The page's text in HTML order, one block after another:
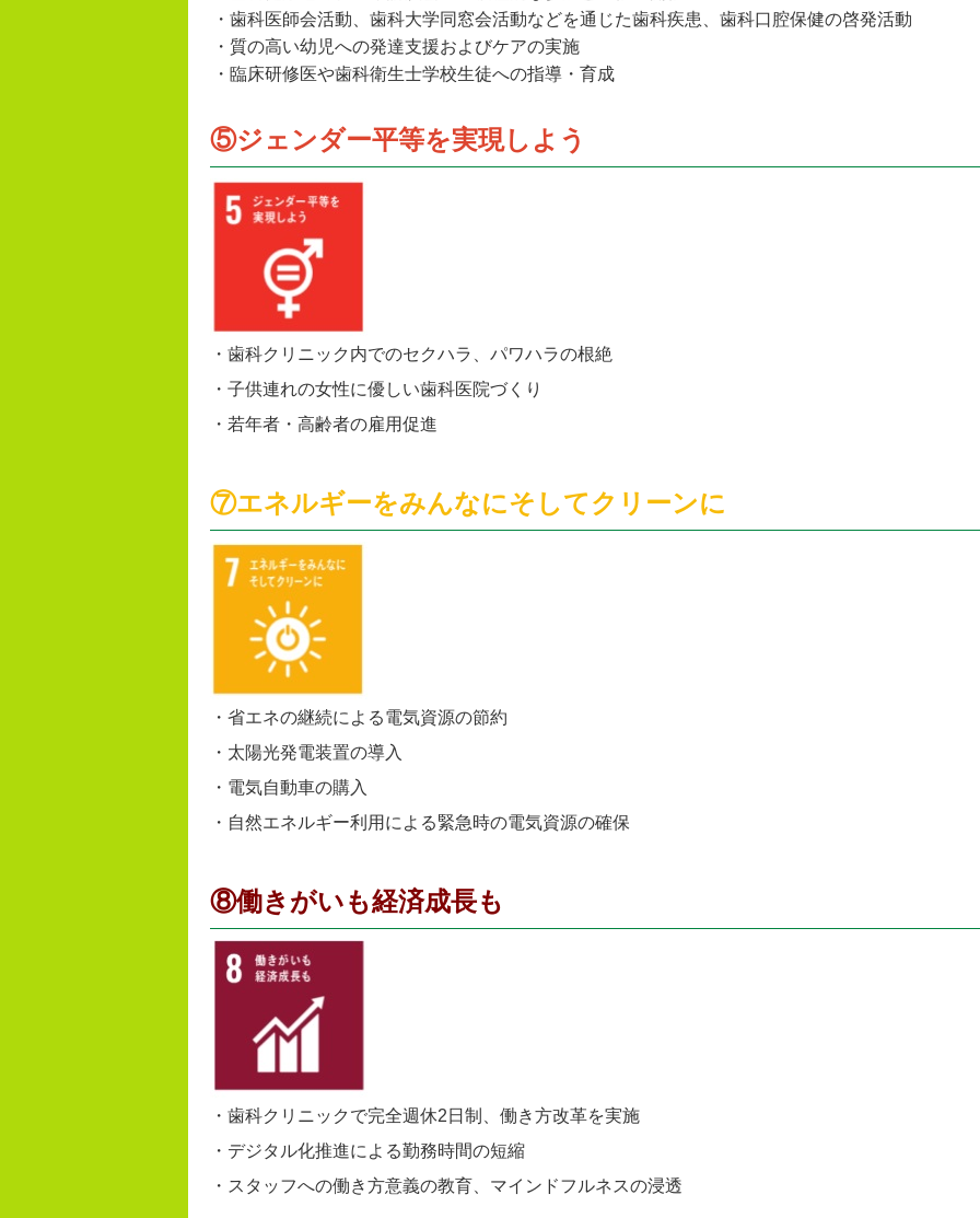
・歯科医師会活動、歯科大学同窓会活動などを通じた歯科疾患、歯科口腔保健の啓発活動
・質の高い幼児への発達支援およびケアの実施
・臨床研修医や歯科衛生士学校生徒への指導・育成
⑤ジェンダー平等を実現しよう
・歯科クリニック内でのセクハラ、パワハラの根絶
・子供連れの女性に優しい歯科医院づくり
・若年者・高齢者の雇用促進
⑦エネルギーをみんなにそしてクリーンに
・省エネの継続による電気資源の節約
・太陽光発電装置の導入
・電気自動車の購入
・自然エネルギー利用による緊急時の電気資源の確保
⑧働きがいも経済成長も
・歯科クリニックで完全週休2日制、働き方改革を実施
・デジタル化推進による勤務時間の短縮
・スタッフへの働き方意義の教育、マインドフルネスの浸透